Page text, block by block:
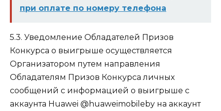
при оплате по номеру телефона
5.3. Уведомление Обладателей Призов
Конкурса о выигрыше осуществляется
Организатором путем направления
Обладателям Призов Конкурса личных
сообщений c информацией о выигрыше с
аккаунта Huawei @huaweimobileby на аккаунт